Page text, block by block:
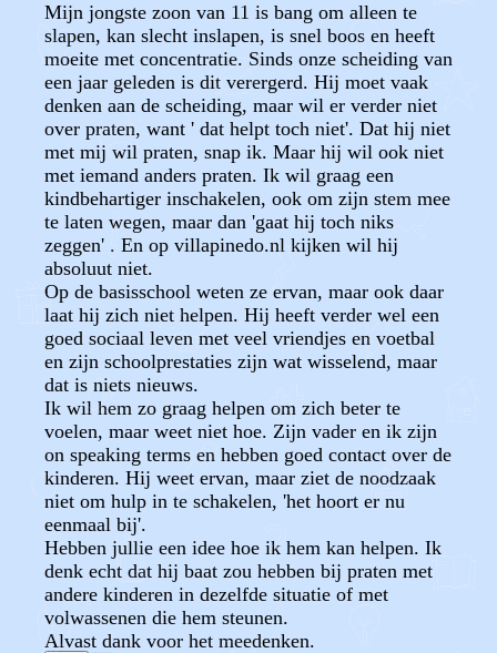
Mijn jongste zoon van 11 is bang om alleen te
slapen, kan slecht inslapen, is snel boos en heeft
moeite met concentratie. Sinds onze scheiding van
een jaar geleden is dit verergerd. Hij moet vaak
denken aan de scheiding, maar wil er verder niet
over praten, want ' dat helpt toch niet'. Dat hij niet
met mij wil praten, snap ik. Maar hij wil ook niet
met iemand anders praten. Ik wil graag een
kindbehartiger inschakelen, ook om zijn stem mee
te laten wegen, maar dan 'gaat hij toch niks
zeggen' . En op villapinedo.nl kijken wil hij
absoluut niet.
Op de basisschool weten ze ervan, maar ook daar
laat hij zich niet helpen. Hij heeft verder wel een
goed sociaal leven met veel vriendjes en voetbal
en zijn schoolprestaties zijn wat wisselend, maar
dat is niets nieuws.
Ik wil hem zo graag helpen om zich beter te
voelen, maar weet niet hoe. Zijn vader en ik zijn
on speaking terms en hebben goed contact over de
kinderen. Hij weet ervan, maar ziet de noodzaak
niet om hulp in te schakelen, 'het hoort er nu
eenmaal bij'.
Hebben jullie een idee hoe ik hem kan helpen. Ik
denk echt dat hij baat zou hebben bij praten met
andere kinderen in dezelfde situatie of met
volwassenen die hem steunen.
Alvast dank voor het meedenken.